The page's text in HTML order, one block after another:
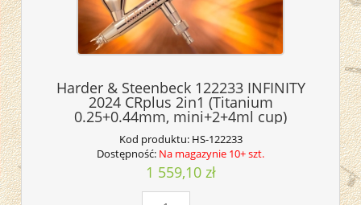
Harder & Steenbeck 122233 INFINITY
2024 CRplus 2in1 (Titanium
0.25+0.44mm, mini+2+4ml cup)
Kod produktu: HS-122233
Dostępność: Na magazynie 10+ szt.
1 559,10 zł